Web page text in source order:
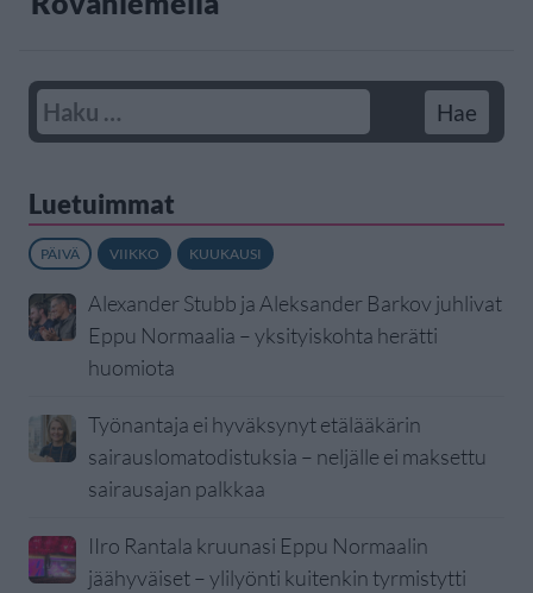
Luetuimmat
PÄIVÄ VIIKKO KUUKAUSI
Alexander Stubb ja Aleksander Barkov juhlivat
Eppu Normaalia – yksityiskohta herätti
huomiota
Työnantaja ei hyväksynyt etälääkärin
sairauslomatodistuksia – neljälle ei maksettu
sairausajan palkkaa
IIro Rantala kruunasi Eppu Normaalin
jäähyväiset – ylilyönti kuitenkin tyrmistytti